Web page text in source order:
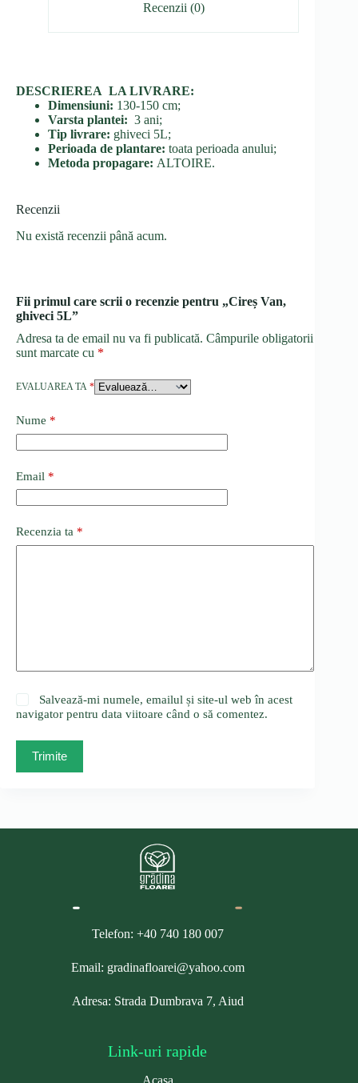
Recenzii (0)
DESCRIEREA LA LIVRARE:
Dimensiuni: 130-150 cm;
Varsta plantei: 3 ani;
Tip livrare: ghiveci 5L;
Perioada de plantare: toata perioada anului;
Metoda propagare: ALTOIRE.
Recenzii
Nu există recenzii până acum.
Fii primul care scrii o recenzie pentru „Cireș Van,
ghiveci 5L”
Adresa ta de email nu va fi publicată. Câmpurile obligatorii
sunt marcate cu *
EVALUAREA TA *
Nume *
Email *
Recenzia ta *
Salvează-mi numele, emailul și site-ul web în acest
navigator pentru data viitoare când o să comentez.
Trimite
Telefon: +40 740 180 007
Email: gradinafloarei@yahoo.com
Adresa: Strada Dumbrava 7, Aiud
Link-uri rapide
Acasa